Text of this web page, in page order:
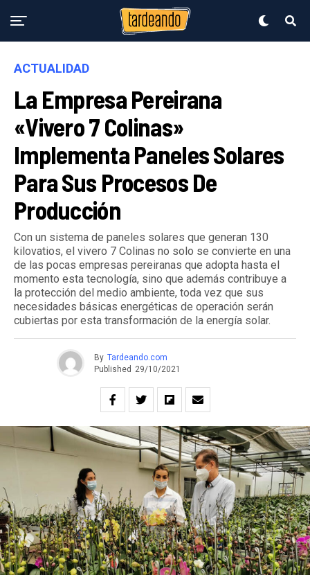
ACTUALIDAD
La Empresa Pereirana
«Vivero 7 Colinas»
Implementa Paneles Solares
Para Sus Procesos De
Producción
Con un sistema de paneles solares que generan 130
kilovatios, el vivero 7 Colinas no solo se convierte en una
de las pocas empresas pereiranas que adopta hasta el
momento esta tecnología, sino que además contribuye a
la protección del medio ambiente, toda vez que sus
necesidades básicas energéticas de operación serán
cubiertas por esta transformación de la energía solar.
By Tardeando.com
Published 29/10/2021